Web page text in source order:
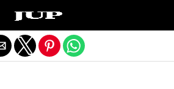
mobile version